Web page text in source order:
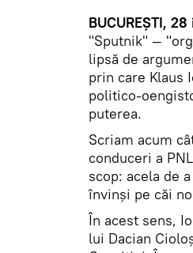
BUCUREȘTI,
"Sputnik" —
lipsă de
prin care Klaus
politico-
puterea.
Scriam acum
conduceri a
scop: acela de
învinși pe căi
În acest sens,
lui Dacian